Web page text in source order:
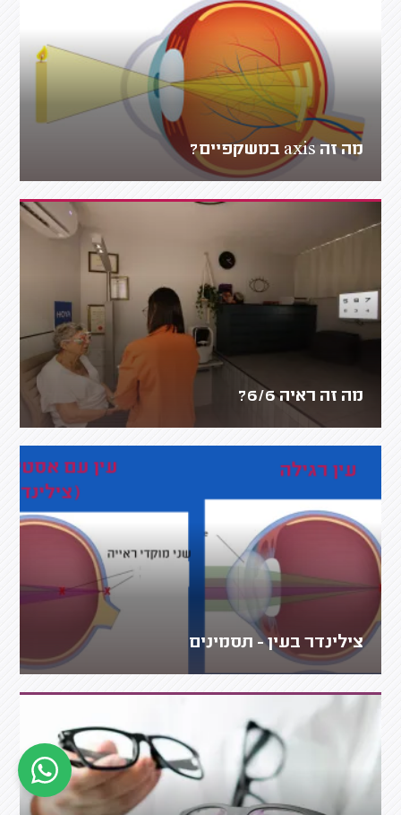
מה זה axis במשקפיים?
מה זה ראיה 6/6?
צילינדר בעין - תסמינים